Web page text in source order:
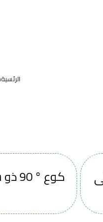
الرئسية
كوع ° 90 ذو سن خارجى